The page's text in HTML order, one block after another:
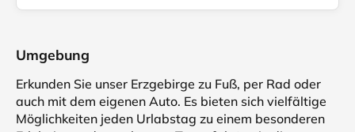
Umgebung
Erkunden Sie unser Erzgebirge zu Fuß, per Rad oder
auch mit dem eigenen Auto. Es bieten sich vielfältige
Möglichkeiten jeden Urlabstag zu einem besonderen